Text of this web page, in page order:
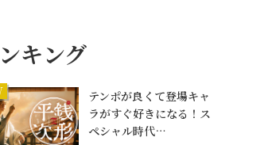
キング
テンポが良くて登場キャ
ラがすぐ好きになる！ス
ペシャル時代…